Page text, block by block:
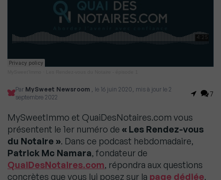
Par MySweet Newsroom , le 16 juin 2020, mis à jour le 2
septembre 2022
7
MySweetImmo et QuaiDesNotaires.com vous
présentent le 1er numéro de « Les Rendez-vous
du Notaire ». Dans ce podcast hebdomadaire,
Patrick Mc Namara, fondateur de
QuaiDesNotaires.com, répondra aux questions
concrètes que vous lui posez sur la page dédiée.